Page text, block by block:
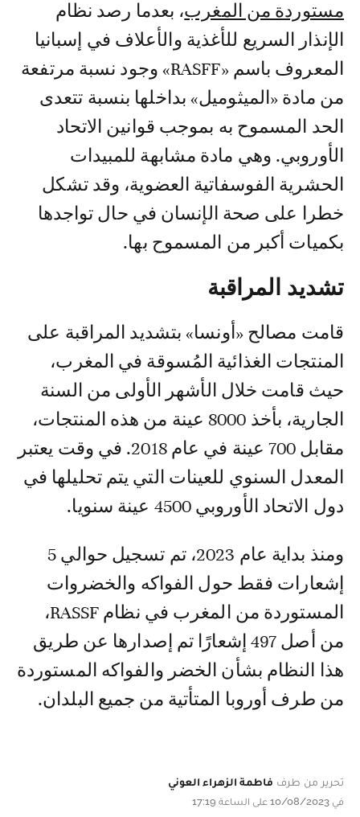
مستوردة من المغرب، بعدما رصد نظام
الإنذار السريع للأغذية والأعلاف في إسبانيا
المعروف باسم «RASFF» وجود نسبة مرتفعة
من مادة «الميثوميل» بداخلها بنسبة تتعدى
الحد المسموح به بموجب قوانين الاتحاد
الأوروبي. وهي مادة مشابهة للمبيدات
الحشرية الفوسفاتية العضوية، وقد تشكل
خطرا على صحة الإنسان في حال تواجدها
بكميات أكبر من المسموح بها.
تشديد المراقبة
قامت مصالح «أونسا» بتشديد المراقبة على
المنتجات الغذائية المُسوقة في المغرب،
حيث قامت خلال الأشهر الأولى من السنة
الجارية، بأخذ 8000 عينة من هذه المنتجات،
مقابل 700 عينة في عام 2018. في وقت يعتبر
المعدل السنوي للعينات التي يتم تحليلها في
دول الاتحاد الأوروبي 4500 عينة سنويا.
ومنذ بداية عام 2023، تم تسجيل حوالي 5
إشعارات فقط حول الفواكه والخضروات
المستوردة من المغرب في نظام RASSF،
من أصل 497 إشعارًا تم إصدارها عن طريق
هذا النظام بشأن الخضر والفواكه المستوردة
من طرف أوروبا المتأتية من جميع البلدان.
تحرير من طرف فاطمة الزهراء العوني
في 10/08/2023 على الساعة 17:19